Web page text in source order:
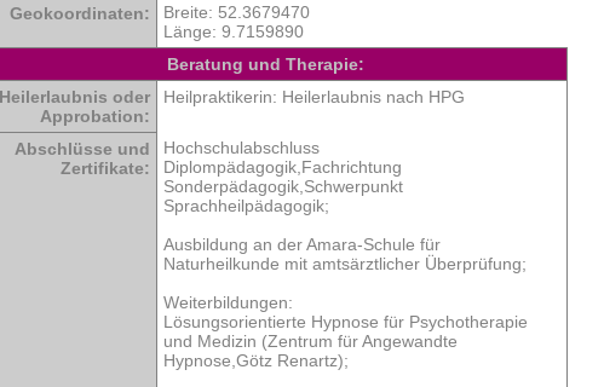
Geokoordinaten:
Breite: 52.3679470
Länge: 9.7159890
Beratung und Therapie:
Heilerlaubnis oder
Approbation:
Heilpraktikerin: Heilerlaubnis nach HPG
Abschlüsse und
Zertifikate:
Hochschulabschluss
Diplompädagogik,Fachrichtung
Sonderpädagogik,Schwerpunkt
Sprachheilpädagogik;
Ausbildung an der Amara-Schule für
Naturheilkunde mit amtsärztlicher Überprüfung;
Weiterbildungen:
Lösungsorientierte Hypnose für Psychotherapie
und Medizin (Zentrum für Angewandte
Hypnose,Götz Renartz);